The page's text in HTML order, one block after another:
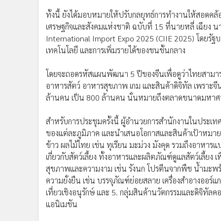
ทั้งนี้ ยังได้มอบหมายให้ปรับกลยุทธ์การทำงานให้สอด
เศรษฐกิจและสังคมแห่งชาติ ฉบับที่ 15 ที่นายหลี่ เฉียง
International Import Expo 2025 (CIIE 2025) โดยรัฐ
เทคโนโลยี และการเพิ่มรายได้ของชนชั้นกลาง
โดยจะถอดรหัสแผนพัฒนา 5 ปีของจีนเพื่อดูว่าไทยสามา
อาหารสัตว์ อาหารสุขภาพ เกม และสินค้าดิจิทัล เพราะ
ล้านคน เป็น 800 ล้านคน นั่นหมายถึงตลาดขนาดมหาศ
สำหรับการประชุมครั้งนี้ ผู้อำนวยการสำนักงานในประเ
ของแต่ละภูมิภาค และนำเสนอโอกาสและสินค้าเป้าหม
ข้าว ผลไม้ไทย เช่น ทุเรียน มะม่วง มังคุด รวมถึงอาหา
เกี่ยวกับสัตว์เลี้ยง ทั้งอาหารและผลิตภัณฑ์ดูแลสัตว์เลี้ยง
สุขภาพและความงาม เช่น รังนก โปรตีนจากพืช น้ำมะ
ความยั่งยืน เช่น บรรจุภัณฑ์ย่อยสลาย เครื่องสำอางออร์
เที่ยวเชิงอนุรักษ์ และ 5. กลุ่มสินค้านวัตกรรมและดิจิทั
แอนิเมชัน